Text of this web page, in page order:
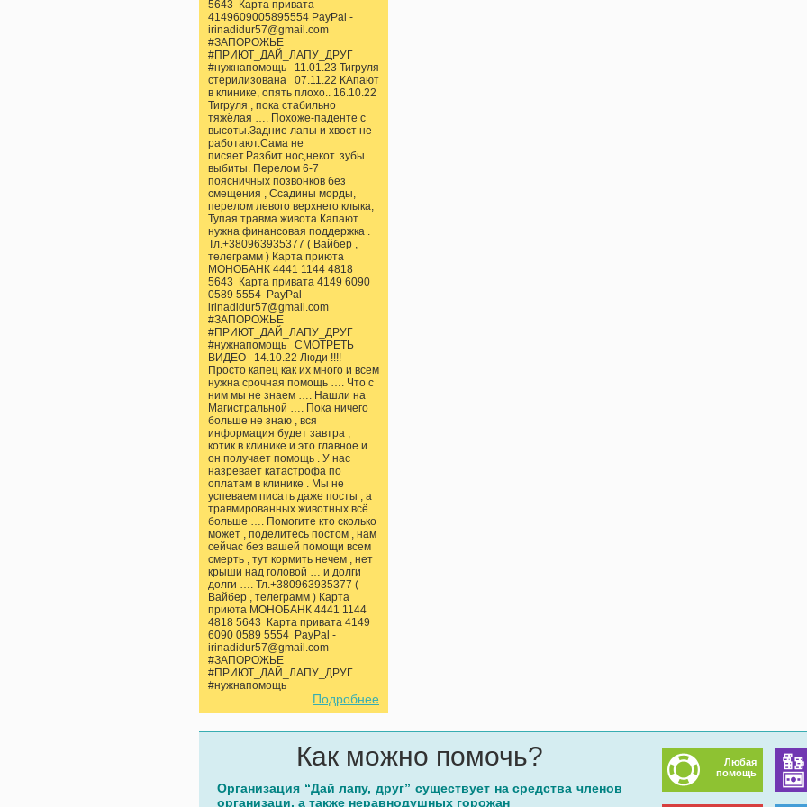
5643 Карта привата
4149609005895554 PayPal -
irinadidur57@gmail.com
#ЗАПОРОЖЬЕ
#ПРИЮТ_ДАЙ_ЛАПУ_ДРУГ
#нужнапомощь 11.01.23 Тигруля
стерилизована 07.11.22 КАпают
в клинике, опять плохо.. 16.10.22
Тигруля , пока стабильно
тяжёлая …. Похоже-паденте с
высоты.Задние лапы и хвост не
работают.Сама не
писяет.Разбит нос,некот. зубы
выбиты. Перелом 6-7
поясничных позвонков без
смещения , Ссадины морды,
перелом левого верхнего клыка,
Тупая травма живота Капают …
нужна финансовая поддержка .
Тл.+380963935377 ( Вайбер ,
телеграмм ) Карта приюта
МОНОБАНК 4441 1144 4818
5643 Карта привата 4149 6090
0589 5554 PayPal -
irinadidur57@gmail.com
#ЗАПОРОЖЬЕ
#ПРИЮТ_ДАЙ_ЛАПУ_ДРУГ
#нужнапомощь СМОТРЕТЬ
ВИДЕО 14.10.22 Люди !!!!
Просто капец как их много и всем
нужна срочная помощь …. Что с
ним мы не знаем …. Нашли на
Магистральной …. Пока ничего
больше не знаю , вся
информация будет завтра ,
котик в клинике и это главное и
он получает помощь . У нас
назревает катастрофа по
оплатам в клинике . Мы не
успеваем писать даже посты , а
травмированных животных всё
больше …. Помогите кто сколько
может , поделитесь постом , нам
сейчас без вашей помощи всем
смерть , тут кормить нечем , нет
крыши над головой … и долги
долги …. Тл.+380963935377 (
Вайбер , телеграмм ) Карта
приюта МОНОБАНК 4441 1144
4818 5643 Карта привата 4149
6090 0589 5554 PayPal -
irinadidur57@gmail.com
#ЗАПОРОЖЬЕ
#ПРИЮТ_ДАЙ_ЛАПУ_ДРУГ
#нужнапомощь
Подробнее
Как можно помочь?
Организация “Дай лапу, друг” существует на средства членов
организаци, а также неравнодушных горожан
Любая
помощь